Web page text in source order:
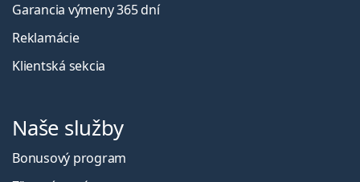
Garancia výmeny 365 dní
Reklamácie
Klientská sekcia
Naše služby
Bonusový program